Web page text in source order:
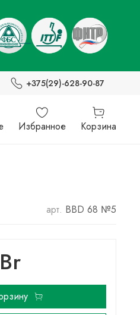
+375(29)-628-90-87
Избранное Корзина
арт. BBD 68 №5